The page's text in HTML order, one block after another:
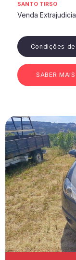
SANTO TIRSO
Venda
Condições
SABER MAIS